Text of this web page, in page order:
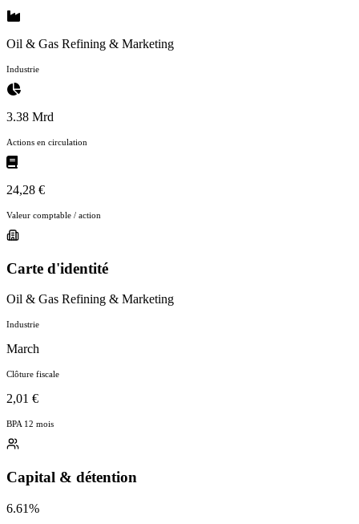
Oil & Gas Refining & Marketing
Industrie
3.38 Mrd
Actions en circulation
24,28 €
Valeur comptable / action
Carte d'identité
Oil & Gas Refining & Marketing
Industrie
March
Clôture fiscale
2,01 €
BPA 12 mois
Capital & détention
6.61%